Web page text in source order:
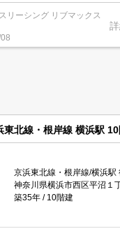
室7.2帖・南西向きバルコ
有り ★
リーシング リブマックス
東北線・根岸線 横浜駅
京浜東北線・根岸線/横浜駅
神奈川県横浜市西区平沼１
築35年
10階建